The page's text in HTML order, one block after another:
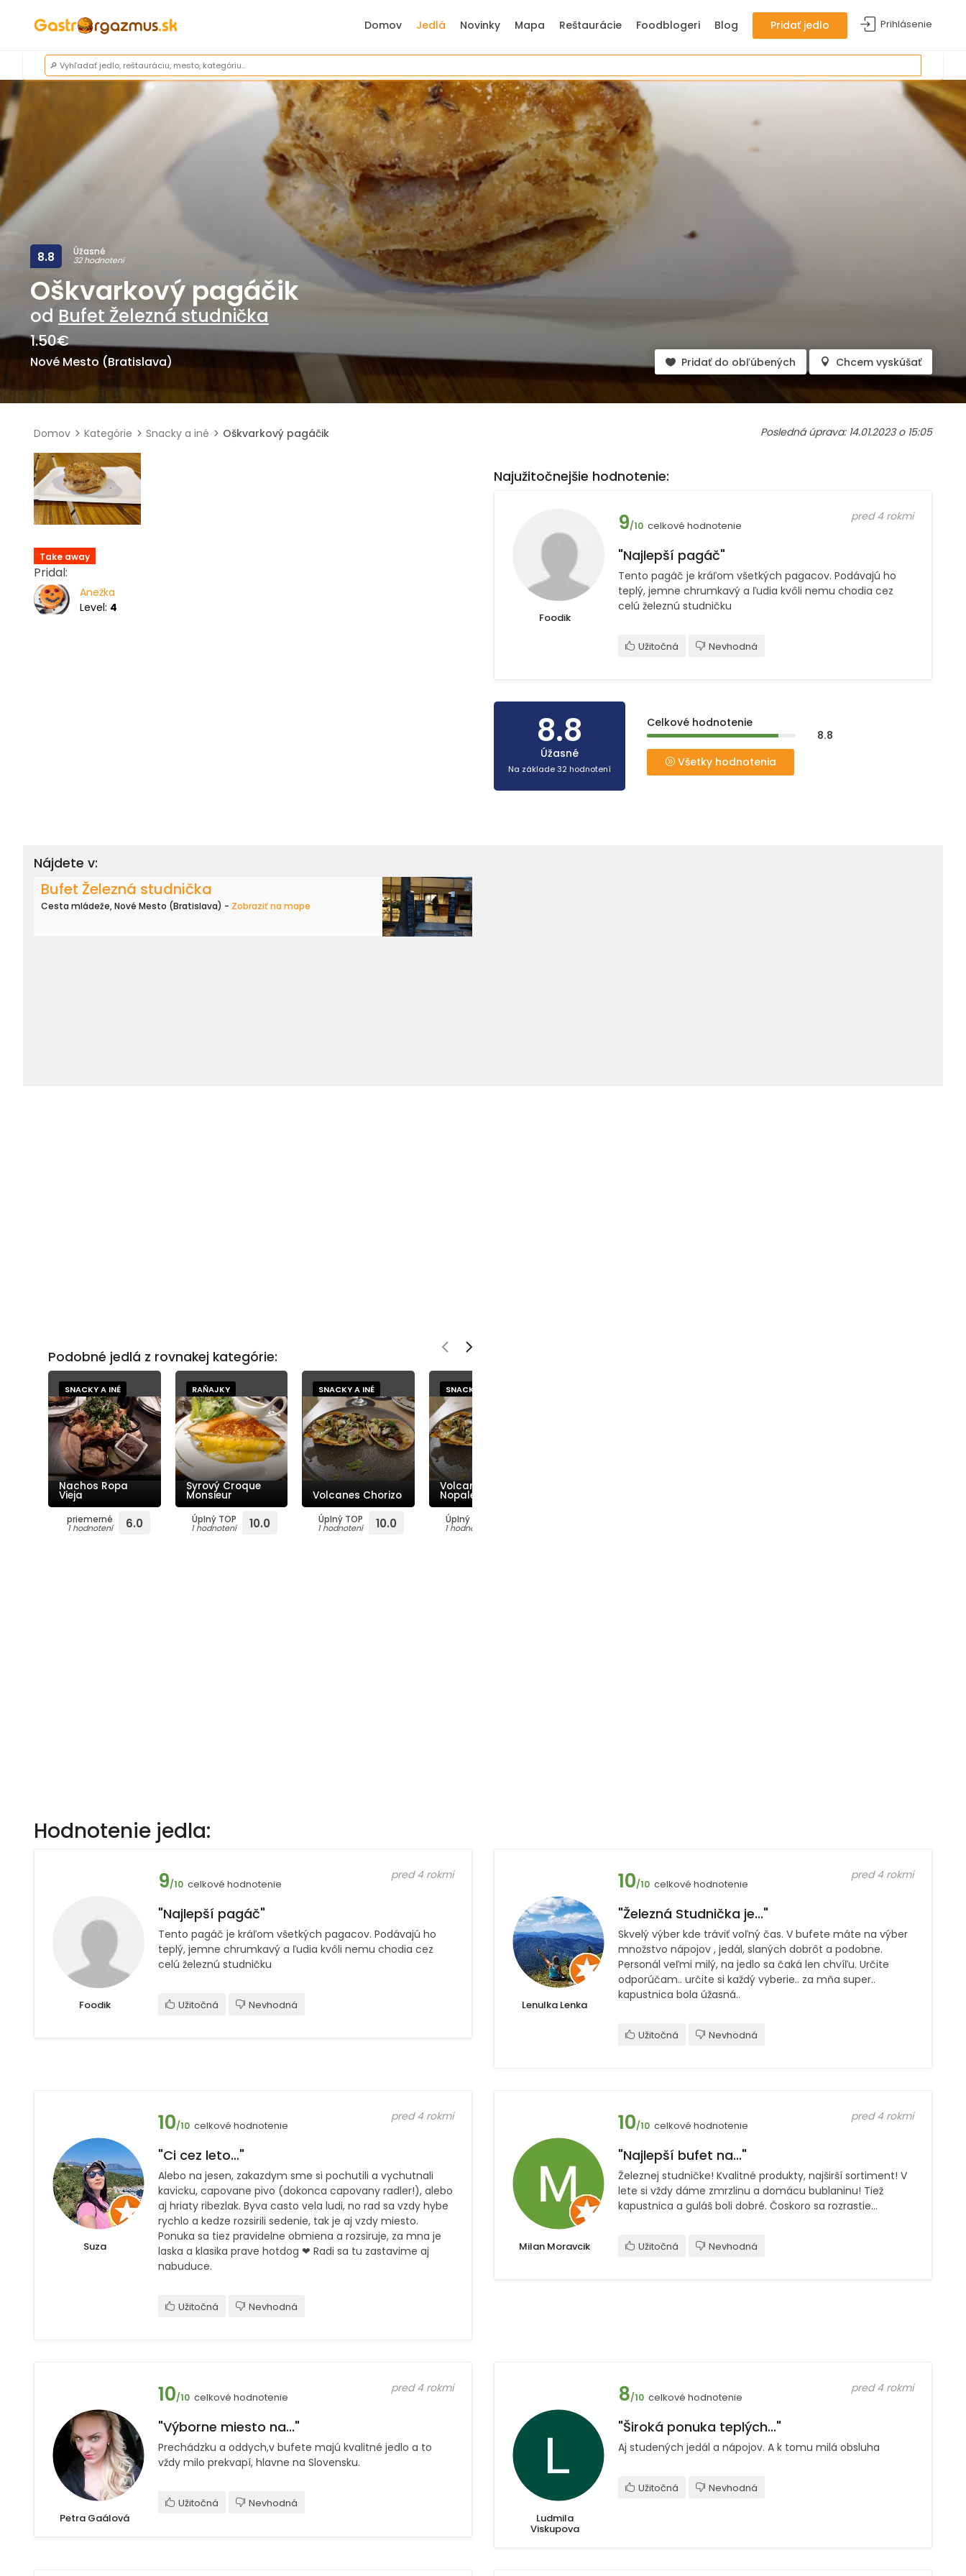
Prihlásenie
Domov Jedlá Novinky Mapa Reštaurácie Foodblogeri Blog Pridať jedlo
Úžasné
32 hodnotení
8.8
Oškvarkový pagáčik
od Bufet Železná studnička
1.50€
Nové Mesto (Bratislava) Pridať do obľúbených Chcem vyskúšať
Domov Kategórie Snacky a iné Oškvarkový pagáčik
Take away
Pridal:
Anežka
Level: 4
Posledná úprava: 14.01.2023 o 15:05
Najužitočnejšie hodnotenie:
Foodik
9/10 celkové hodnotenie
pred 4 rokmi
"Najlepší pagáč"
Tento pagáč je kráľom všetkých pagacov. Podávajú ho
teplý, jemne chrumkavý a ľudia kvôli nemu chodia cez
celú železnú studničku
Užitočná Nevhodná
8.8
Úžasné
Na základe 32 hodnotení
Celkové hodnotenie
8.8
Všetky hodnotenia
Nájdete v:
Bufet Železná studnička
Cesta mládeže, Nové Mesto (Bratislava) - Zobraziť na mape
Podobné jedlá z rovnakej kategórie:
SNACKY A INÉ
Nachos Ropa
Vieja
priemerné
1 hodnotení 6.0
RAŇAJKY
Syrový Croque
Monsieur
Úplný TOP
1 hodnotení 10.0
SNACKY A INÉ
Volcanes Chorizo
Úplný TOP
1 hodnotení 10.0
SNACKY A INÉ
Volcanes
Nopales
Úplný TOP
1 hodnotení
Hodnotenie jedla:
Foodik
9/10 celkové hodnotenie
pred 4 rokmi
"Najlepší pagáč"
Tento pagáč je kráľom všetkých pagacov. Podávajú ho
teplý, jemne chrumkavý a ľudia kvôli nemu chodia cez
celú železnú studničku
Užitočná Nevhodná Lenulka Lenka
10/10 celkové hodnotenie
pred 4 rokmi
"Železná Studnička je..."
Skvelý výber kde tráviť voľný čas. V bufete máte na výber
množstvo nápojov , jedál, slaných dobrôt a podobne.
Personál veľmi milý, na jedlo sa čaká len chvíľu. Určite
odporúčam.. určite si každý vyberie.. za mňa super..
kapustnica bola úžasná..
Užitočná Nevhodná
Suza
10/10 celkové hodnotenie
pred 4 rokmi
"Ci cez leto..."
Alebo na jesen, zakazdym sme si pochutili a vychutnali
kavicku, capovane pivo (dokonca capovany radler!), alebo
aj hriaty ribezlak. Byva casto vela ludi, no rad sa vzdy hybe
rychlo a kedze rozsirili sedenie, tak je aj vzdy miesto.
Ponuka sa tiez pravidelne obmiena a rozsiruje, za mna je
laska a klasika prave hotdog ❤ Radi sa tu zastavime aj
nabuduce.
Užitočná Nevhodná
Milan Moravcik
10/10 celkové hodnotenie
pred 4 rokmi
"Najlepší bufet na..."
Železnej studničke! Kvalitné produkty, najširší sortiment! V
lete si vždy dáme zmrzlinu a domácu bublaninu! Tiež
kapustnica a guláš boli dobré. Čoskoro sa rozrastie...
Užitočná Nevhodná
Petra Gaálová
10/10 celkové hodnotenie
pred 4 rokmi
"Výborne miesto na..."
Prechádzku a oddych,v bufete majú kvalitné jedlo a to
vždy milo prekvapí, hlavne na Slovensku.
Užitočná
Nevhodná
Ludmila
Viskupova
8/10 celkové hodnotenie
pred 4 rokmi
"Široká ponuka teplých..."
Aj studených jedál a nápojov. A k tomu milá obsluha
Užitočná Nevhodná